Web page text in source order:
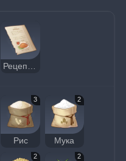
3
Рис
2
Мука
2 2